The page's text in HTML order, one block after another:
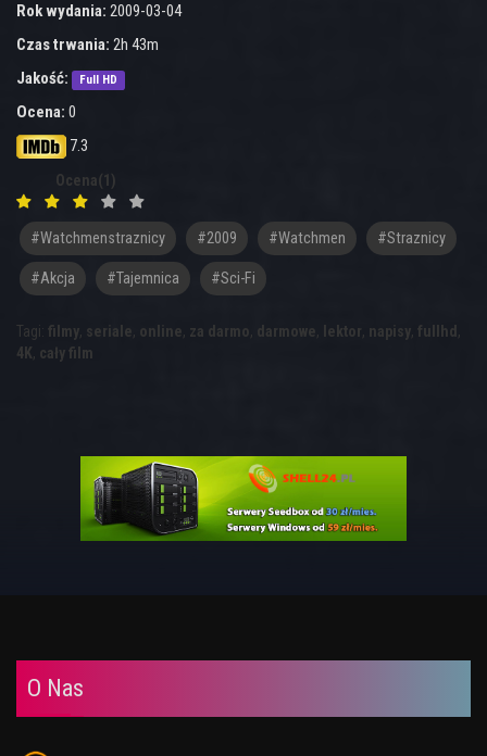
Rok wydania: 2009-03-04
Czas trwania: 2h 43m
Jakość:
Full HD
Ocena: 0
7.3
Ocena(1)
#watchmenstraznicy #2009 #Watchmen #Straznicy
#akcja #tajemnica #sci-Fi
Tagi: filmy, seriale, online, za darmo, darmowe, lektor, napisy, fullhd ,
4K, cały film
O Nas